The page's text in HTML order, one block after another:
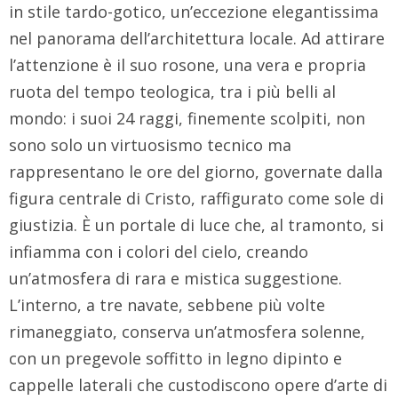
in stile tardo-gotico, un’eccezione elegantissima
nel panorama dell’architettura locale. Ad attirare
l’attenzione è il suo rosone, una vera e propria
ruota del tempo teologica, tra i più belli al
mondo: i suoi 24 raggi, finemente scolpiti, non
sono solo un virtuosismo tecnico ma
rappresentano le ore del giorno, governate dalla
figura centrale di Cristo, raffigurato come sole di
giustizia. È un portale di luce che, al tramonto, si
infiamma con i colori del cielo, creando
un’atmosfera di rara e mistica suggestione.
L’interno, a tre navate, sebbene più volte
rimaneggiato, conserva un’atmosfera solenne,
con un pregevole soffitto in legno dipinto e
cappelle laterali che custodiscono opere d’arte di